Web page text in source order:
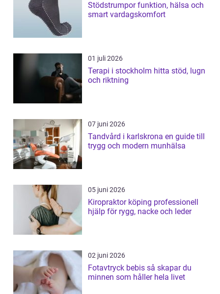
Stödstrumpor funktion, hälsa och
smart vardagskomfort
01 juli 2026
Terapi i stockholm hitta stöd, lugn
och riktning
07 juni 2026
Tandvård i karlskrona en guide till
trygg och modern munhälsa
05 juni 2026
Kiropraktor köping professionell
hjälp för rygg, nacke och leder
02 juni 2026
Fotavtryck bebis så skapar du
minnen som håller hela livet